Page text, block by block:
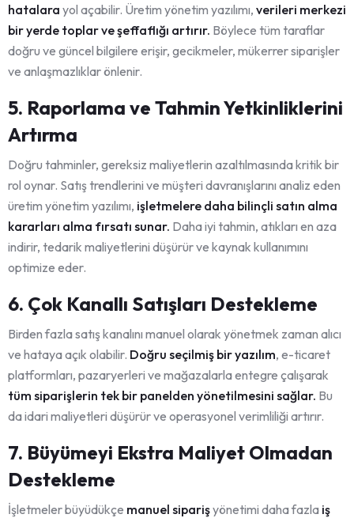
hatalara yol açabilir. Üretim yönetim yazılımı, verileri merkezi
bir yerde toplar ve şeffaflığı artırır. Böylece tüm taraflar
doğru ve güncel bilgilere erişir, gecikmeler, mükerrer siparişler
ve anlaşmazlıklar önlenir.
5. Raporlama ve Tahmin Yetkinliklerini
Artırma
Doğru tahminler, gereksiz maliyetlerin azaltılmasında kritik bir
rol oynar. Satış trendlerini ve müşteri davranışlarını analiz eden
üretim yönetim yazılımı, işletmelere daha bilinçli satın alma
kararları alma fırsatı sunar. Daha iyi tahmin, atıkları en aza
indirir, tedarik maliyetlerini düşürür ve kaynak kullanımını
optimize eder.
6. Çok Kanallı Satışları Destekleme
Birden fazla satış kanalını manuel olarak yönetmek zaman alıcı
ve hataya açık olabilir. Doğru seçilmiş bir yazılım, e-ticaret
platformları, pazaryerleri ve mağazalarla entegre çalışarak
tüm siparişlerin tek bir panelden yönetilmesini sağlar. Bu
da idari maliyetleri düşürür ve operasyonel verimliliği artırır.
7. Büyümeyi Ekstra Maliyet Olmadan
Destekleme
İşletmeler büyüdükçe manuel siparişyönetimi daha fazla iş